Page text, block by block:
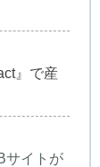
』で産
サイトが